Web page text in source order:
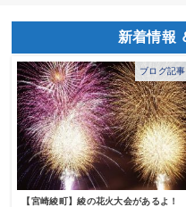
ブログ記事
【宮崎綾町】綾の花火大会があるよ！